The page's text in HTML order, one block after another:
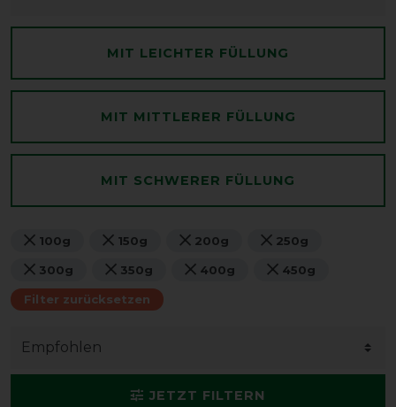
MIT LEICHTER FÜLLUNG
MIT MITTLERER FÜLLUNG
MIT SCHWERER FÜLLUNG
100g 150g 200g 250g
300g 350g 400g 450g
Filter zurücksetzen
JETZT FILTERN